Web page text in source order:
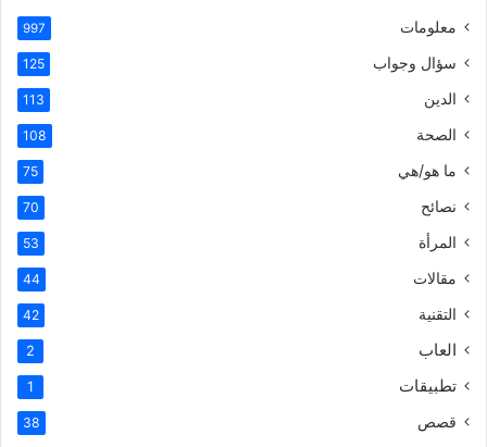
معلومات 997
سؤال وجواب 125
الدين 113
الصحة 108
ما هو/هي 75
نصائح 70
المرأة 53
مقالات 44
التقنية 42
العاب 2
تطبيقات 1
قصص 38